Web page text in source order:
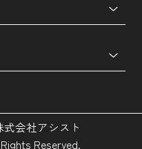
会社アシスト
Reserved.